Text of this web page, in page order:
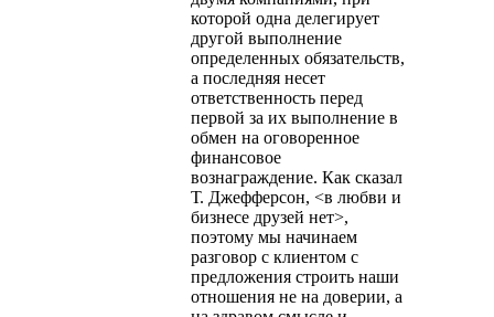
которой одна делегирует
другой выполнение
определенных обязательств,
а последняя несет
ответственность перед
первой за их выполнение в
обмен на оговоренное
финансовое
вознаграждение. Как сказал
Т. Джефферсон, <в любви и
бизнесе друзей нет>,
поэтому мы начинаем
разговор с клиентом с
предложения строить наши
отношения не на доверии, а